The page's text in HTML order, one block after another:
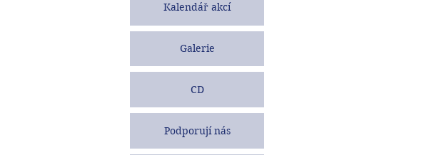
Kalendář akcí
Galerie
CD
Podporují nás